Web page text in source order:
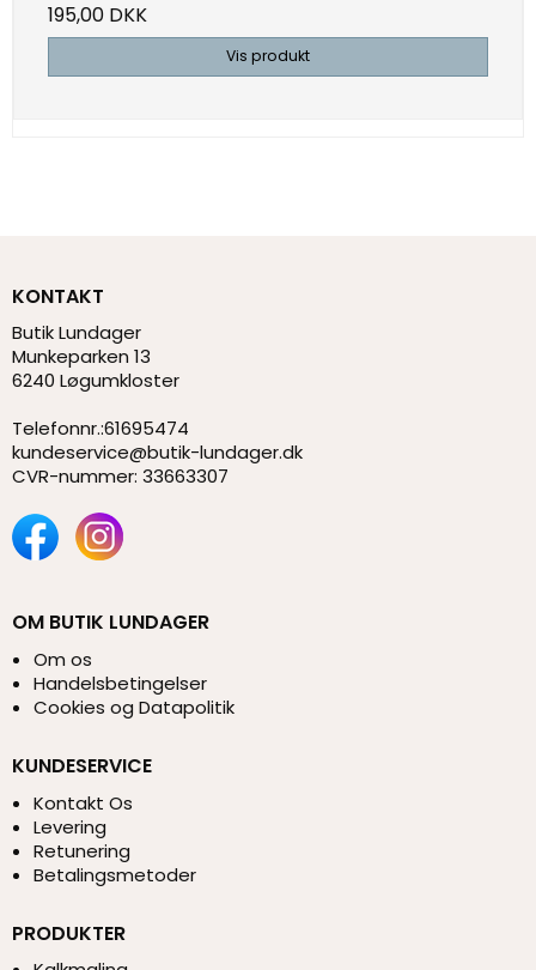
195,00 DKK
Vis produkt
KONTAKT
Butik Lundager
Munkeparken 13
6240 Løgumkloster
Telefonnr.:61695474
kundeservice@butik-lundager.dk
CVR-nummer: 33663307
OM BUTIK LUNDAGER
Om os
Handelsbetingelser
Cookies og Datapolitik
KUNDESERVICE
Kontakt Os
Levering
Retunering
Betalingsmetoder
PRODUKTER